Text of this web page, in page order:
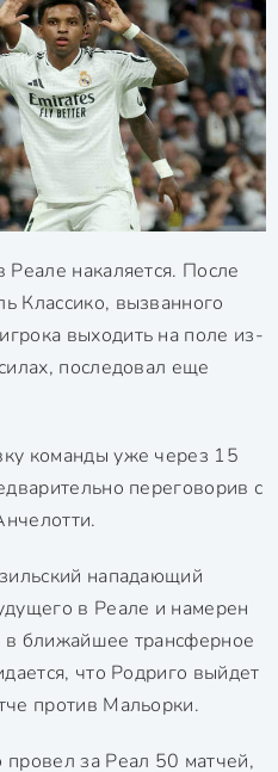
Реале накаляется. После
Классико, вызванного
выходить на поле из-
последовал еще
команды уже через 15
переговорив с
нападающий
в Реале и намерен
в ближайшее трансферное
что Родриго выйдет
против Мальорки.
за Реал 50 матчей,